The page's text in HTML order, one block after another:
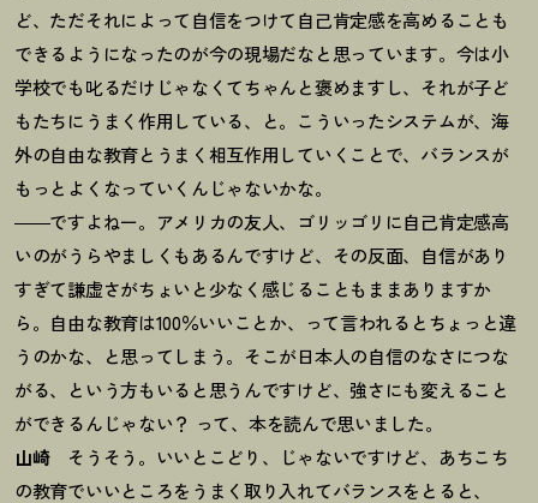
ど、ただそれによって自信をつけて自己肯定感を高めることも
できるようになったのが今の現場だなと思っています。今は小
学校でも叱るだけじゃなくてちゃんと褒めますし、それが子ど
もたちにうまく作用している、と。こういったシステムが、海
外の自由な教育とうまく相互作用していくことで、バランスが
もっとよくなっていくんじゃないかな。
――ですよねー。アメリカの友人、ゴリッゴリに自己肯定感高
いのがうらやましくもあるんですけど、その反面、自信があり
すぎて謙虚さがちょいと少なく感じることもままありますか
ら。自由な教育は100％いいことか、って言われるとちょっと違
うのかな、と思ってしまう。そこが日本人の自信のなさにつな
がる、という方もいると思うんですけど、強さにも変えること
ができるんじゃない？ って、本を読んで思いました。
山崎そうそう。いいとこどり、じゃないですけど、あちこち
の教育でいいところをうまく取り入れてバランスをとると、